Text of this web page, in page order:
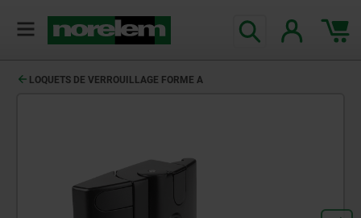
LOQUETS DE VERROUILLAGE FORME A